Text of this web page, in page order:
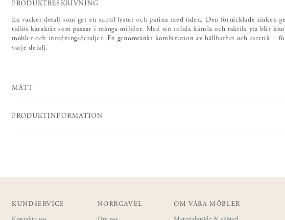
PRODUKTBESKRIVNING
En vacker detalj som ger en subtil lyster och patina med tiden. Den förnicklade zinken
tidlös karaktär som passar i många miljöer. Med sin solida känsla och taktila yta blir
möbler och inredningsdetaljer. En genomtänkt kombination av hållbarhet och estetik –
varje detalj.
MÅTT
PRODUKTINFORMATION
KUNDSERVICE NORRGAVEL OM VÅRA MÖBLER